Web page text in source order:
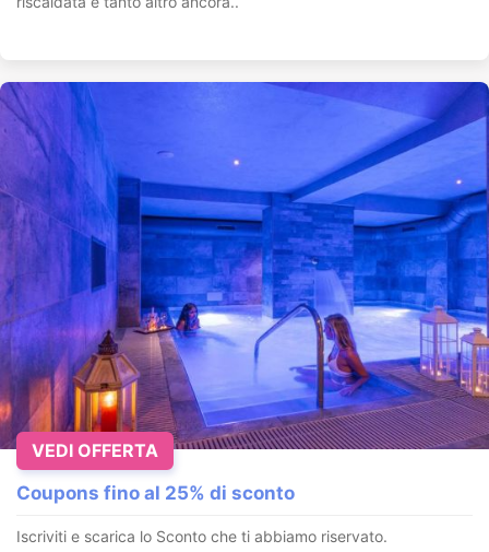
Coupons fino al 25% di sconto
Iscriviti e scarica lo Sconto che ti abbiamo riservato.
VEDI OFFERTA